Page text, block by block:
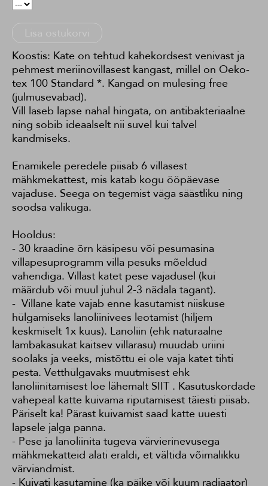
Lisa ostukorvi
Koostis: Kate on tehtud kahekordsest venivast ja
pehmest meriinovillasest kangast, millel on Oeko-
tex 100 Standard *. Kangad on mulesing free
(julmusevabad).
Vill laseb lapse nahal hingata, on antibakteriaalne
ning sobib ideaalselt nii suvel kui talvel
kandmiseks.
Enamikele peredele piisab 6 villasest
mähkmekattest, mis katab kogu ööpäevase
vajaduse. Seega on tegemist väga säästliku ning
soodsa valikuga.
Hooldus:
- 30 kraadine õrn käsipesu või pesumasina
villapesuprogramm villa pesuks mõeldud
vahendiga. Villast katet pese vajadusel (kui
määrdub või muul juhul 2-3 nädala tagant).
- Villane kate vajab enne kasutamist niiskuse
hülgamiseks lanoliinivees leotamist (hiljem
keskmiselt 1x kuus). Lanoliin (ehk naturaalne
lambakasukat kaitsev villarasu) muudab uriini
soolaks ja veeks, mistõttu ei ole vaja katet tihti
pesta. Vetthülgavaks muutmisest ehk
lanoliinitamisest loe lähemalt SIIT. Kasutuskordade
vahepeal katte kuivama riputamisest täiesti piisab.
Päriselt ka! Pärast kuivamist saad katte uuesti
lapsele jalga panna.
- Pese ja lanoliinita tugeva värvierinevusega
mähkmekatteid alati eraldi, et vältida võimalikku
värviandmist.
- Kuivati kasutamine (ka päike või kuum radiaator)